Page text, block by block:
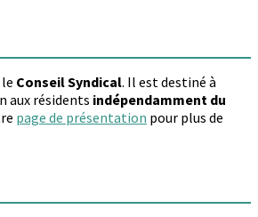
Conseil Syndical. Il est destiné à
résidents indépendamment du
page de présentation pour plus de